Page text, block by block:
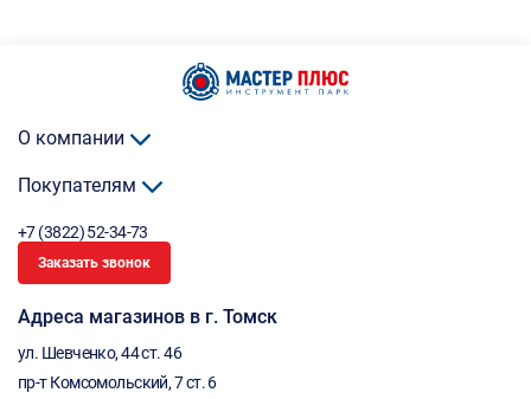
О компании
Покупателям
+7 (3822) 52-34-73
Заказать звонок
Адреса магазинов в г. Томск
ул. Шевченко, 44 ст. 46
пр-т Комсомольский, 7 ст. 6